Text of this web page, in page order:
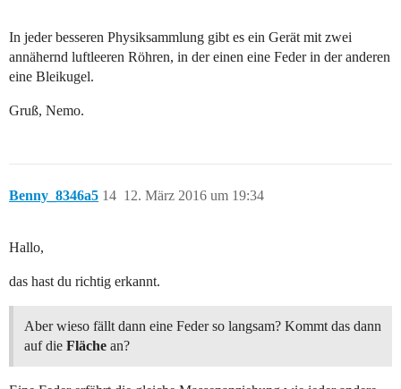
In jeder besseren Physiksammlung gibt es ein Gerät mit zwei
annähernd luftleeren Röhren, in der einen eine Feder in der anderen
eine Bleikugel.
Gruß, Nemo.
Benny_8346a5 12. März 2016 um 19:34
14
Hallo,
das hast du richtig erkannt.
Aber wieso fällt dann eine Feder so langsam? Kommt das dann
auf die Fläche an?